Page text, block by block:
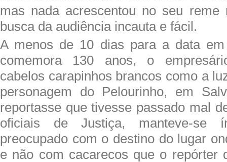
mas nada acrescentou no seu
busca da audiência incauta e fácil.
A menos de 10 dias para a data
comemora 130 anos, o
cabelos carapinhos brancos como a
personagem do Pelourinho, em
reportasse que tivesse passado mal
oficiais de Justiça, manteve-se
preocupado com o destino do lugar
e não com cacarecos que o repórter